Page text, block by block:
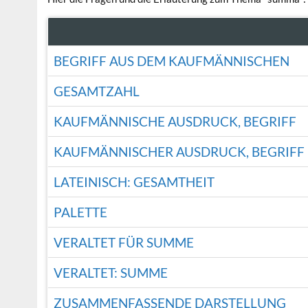
BEGRIFF AUS DEM KAUFMÄNNISCHEN
GESAMTZAHL
KAUFMÄNNISCHE AUSDRUCK, BEGRIFF
KAUFMÄNNISCHER AUSDRUCK, BEGRIFF
LATEINISCH: GESAMTHEIT
PALETTE
VERALTET FÜR SUMME
VERALTET: SUMME
ZUSAMMENFASSENDE DARSTELLUNG